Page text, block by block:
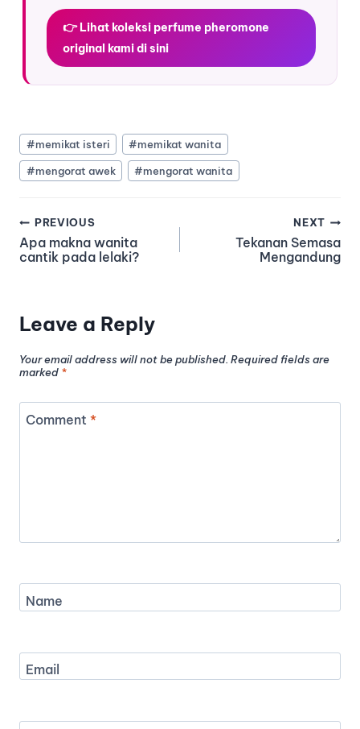
👉 Lihat koleksi perfume pheromone
original kami di sini
#memikat isteri #memikat wanita
#mengorat awek #mengorat wanita
PREVIOUS
Apa makna wanita
cantik pada lelaki?
NEXT
Tekanan Semasa
Mengandung
Leave a Reply
Your email address will not be published. Required fields are
marked *
Comment *
Name
Email